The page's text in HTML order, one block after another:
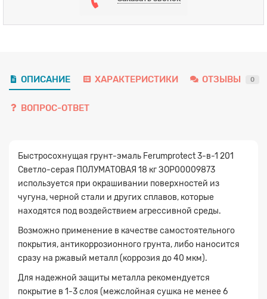
ОПИСАНИЕ ХАРАКТЕРИСТИКИ ОТЗЫВЫ 0
ВОПРОС-ОТВЕТ
Быстросохнущая грунт-эмаль Ferumprotect 3-в-1 201
Светло-серая ПОЛУМАТОВАЯ 18 кг ЗОР00009873
используется при окрашивании поверхностей из
чугуна, черной стали и других сплавов, которые
находятся под воздействием агрессивной среды.
Возможно применение в качестве самостоятельного
покрытия, антикоррозионного грунта, либо наносится
сразу на ржавый металл (коррозия до 40 мкм).
Для надежной защиты металла рекомендуется
покрытие в 1-3 слоя (межслойная сушка не менее 6